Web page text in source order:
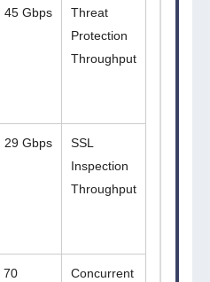
Threat
Protection
Throughput
45 Gbps
SSL
Inspection
Throughput
29 Gbps
Concurrent
70